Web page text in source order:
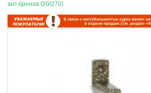
ант.бронза (20/270)